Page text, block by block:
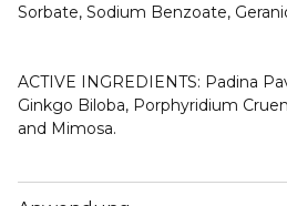
Sorbate, Sodium Benzoate,
ACTIVE INGREDIENTS: Padina
Ginkgo Biloba, Porphyridium
and Mimosa.